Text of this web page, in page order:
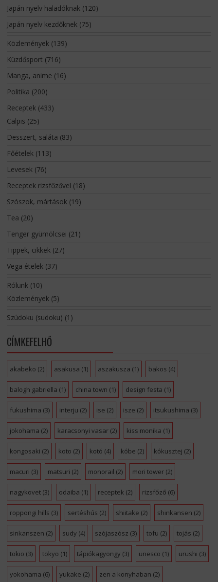
Japán nyelv haladóknak(120)
Japán nyelv kezdőknek(75)
Közlemények(139)
Küzdősport (716)
Manga, anime (16)
Politika (200)
Receptek(433)
Calpis (25)
Desszert, saláta (83)
Főételek(113)
Levesek(76)
Receptek rizsfőzővel (18)
Szószok, mártások(19)
Tea (20)
Tenger gyümölcsei (21)
Tippek, cikkek(27)
Vega ételek(37)
Rólunk(10)
Közlemények(5)
Szúdoku (sudoku) (1)
CÍMKEFELHŐ
akabeko (2) asakusa (1) aszakusza (1) bakos (4)
balogh gabriella (1) china town (1) design festa (1)
fukushima (3) interju (2) ise (2) isze (2) itsukushima (3)
jokohama (2) karacsonyi vasar(2) kiss monika (1)
kongosaki (2) koto (2) kotó (4) kóbe (2) kókusztej (2)
macuri (3) matsuri (2) monorail (2) mori tower(2)
nagykovet(3) odaiba (1) receptek (2) rizsfőző (6)
roppongi hills (3) sertéshús (2) shiitake (2) shinkansen (2)
sinkanszen (2) sudy (4) szójaszósz (3) tofu (2) tojás (2)
tokio (3) tokyo (1) tápiókagyöngy (3) unesco (1) urushi (3)
yokohama (6) yukake (2) zen a konyhaban (2)